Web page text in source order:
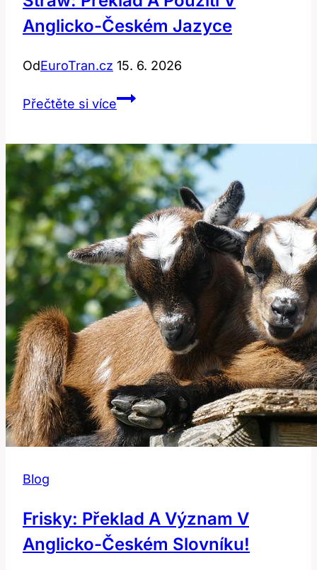
Anglicko-Českém Jazyce
OdEuroTran.cz 15. 6. 2026
Přečtěte si víceStraw:
použití
v
anglicko-
českém
jazyce
Blog
Frisky: Překlad A Význam V
Anglicko-Českém Slovníku!